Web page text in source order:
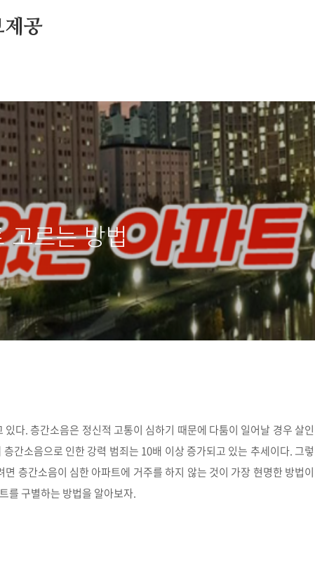
제공
고르는 방법
다. 층간소음은 정신적 고통이 심하기 때문에 다툼이 일어날 경우 살인
간소음으로 인한 강력 범죄는 10배 이상 증가되고 있는 추세이다. 그렇
층간소음이 심한 아파트에 거주를 하지 않는 것이 가장 현명한 방법이
를 구별하는 방법을 알아보자.